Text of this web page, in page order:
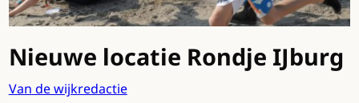
Nieuwe locatie Rondje IJburg
Van de wijkredactie